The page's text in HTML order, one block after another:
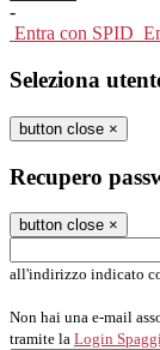
-
Entra con SPID
Seleziona
button close ×
Recupero
button close ×
all'indirizzo indicato
Non hai una e-mail
tramite la Login